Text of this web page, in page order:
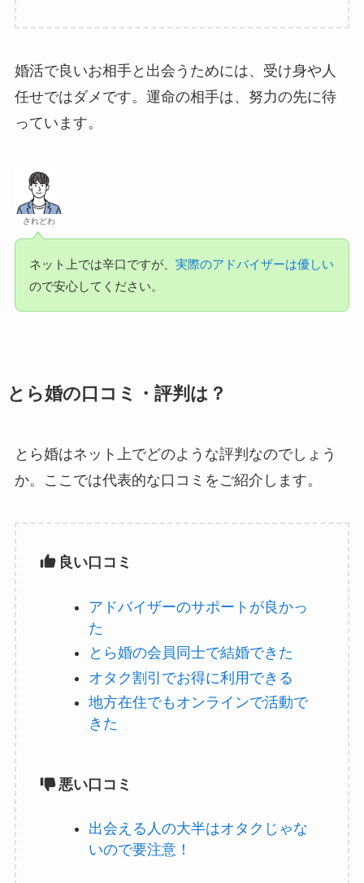
婚活で良いお相手と出会うためには、受け身や人
任せではダメです。運命の相手は、努力の先に待
っています。
されどわ
ネット上では辛口ですが、 実際のアドバイザーは優しい
ので安心してください。
とら婚の口コミ・評判は？
とら婚はネット上でどのような評判なのでしょう
か。ここでは代表的な口コミをご紹介します。
良い口コミ
アドバイザーのサポートが良かっ
た
とら婚の会員同士で結婚できた
オタク割引でお得に利用できる
地方在住でもオンラインで活動で
きた
悪い口コミ
出会える人の大半はオタクじゃな
いので要注意！